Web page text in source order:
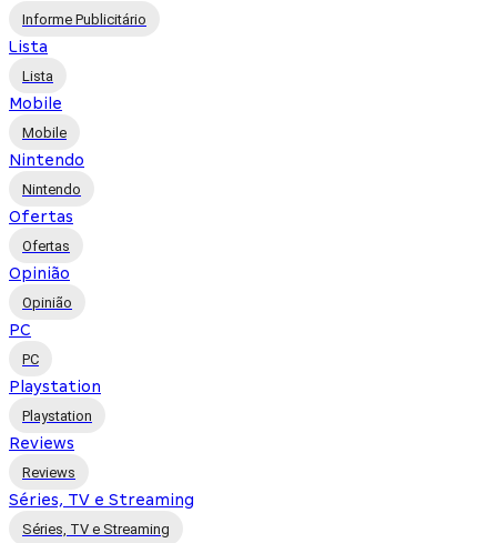
Informe Publicitário
Lista
Lista
Mobile
Mobile
Nintendo
Nintendo
Ofertas
Ofertas
Opinião
Opinião
PC
PC
Playstation
Playstation
Reviews
Reviews
Séries, TV e Streaming
Séries, TV e Streaming